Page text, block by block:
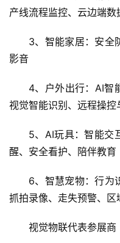
海、多目、智慧城市、智
1、智慧安防：人员
权限管理、数据统筹管理
2、安全生产：精准
产线流程监控、云边端数
3、智能家居：安全
影音
4、户外出行：AI智